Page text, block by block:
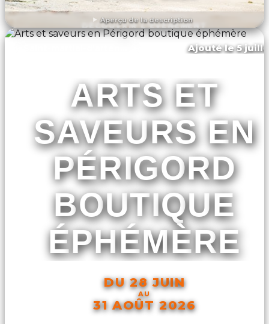
Aperçu de la description
DÉCOUVRIR L'ÉVÉNEMENT
Ajouté le 5
ARTS ET
SAVEURS EN
PÉRIGORD
BOUTIQUE
ÉPHÉMÈRE
DU 28 JUIN
AU
31 AOÛT 2026